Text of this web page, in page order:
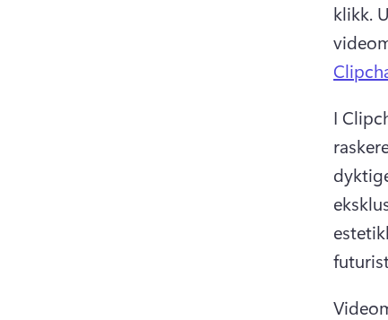
klikk.
I